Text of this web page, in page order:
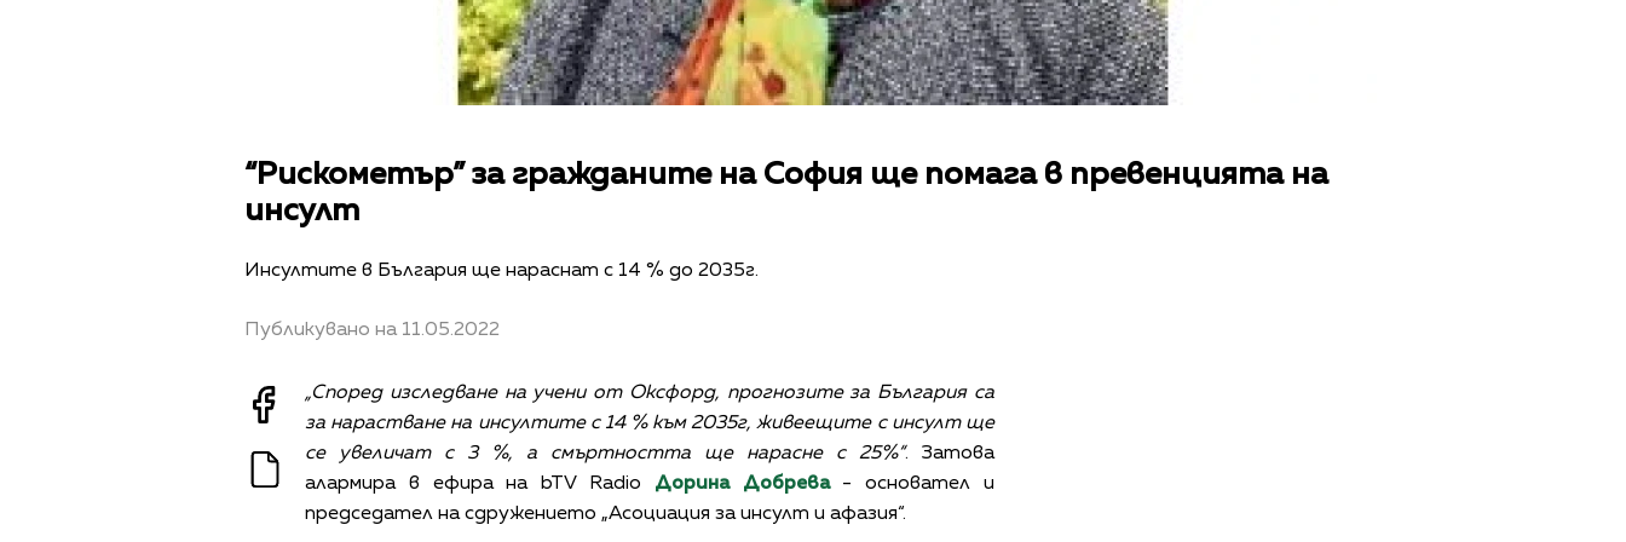
“Рискометър” за гражданите на София ще помага в превенцията на
инсулт
Инсултите в България ще нараснат с 14 % до 2035г.
Публикувано на 11.05.2022
„Според изследване на учени от Оксфорд, прогнозите за България са
за нарастване на инсултите с 14 % към 2035г, живеещите с инсулт ще
се увеличат с 3 %, а смъртността ще нарасне с 25%“. Затова
алармира в ефира на bTV Radio Дорина Добрева- основател и
председател на сдружението „Асоциация за инсулт и афазия“.